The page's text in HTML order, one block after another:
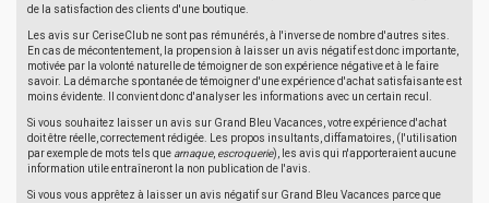
de la satisfaction des clients d'une boutique.
Les avis sur CeriseClub ne sont pas rémunérés, à l'inverse de nombre d'autres sites.
En cas de mécontentement, la propension à laisser un avis négatif est donc importante,
motivée par la volonté naturelle de témoigner de son expérience négative et à le faire
savoir. La démarche spontanée de témoigner d'une expérience d'achat satisfaisante est
moins évidente. Il convient donc d'analyser les informations avec un certain recul.
Si vous souhaitez laisser un avis sur Grand Bleu Vacances, votre expérience d'achat
doit être réelle, correctement rédigée. Les propos insultants, diffamatoires, (l'utilisation
par exemple de mots tels que arnaque, escroquerie), les avis qui n'apporteraient aucune
information utile entraîneront la non publication de l'avis.
Si vous vous apprêtez à laisser un avis négatif sur Grand Bleu Vacances parce que